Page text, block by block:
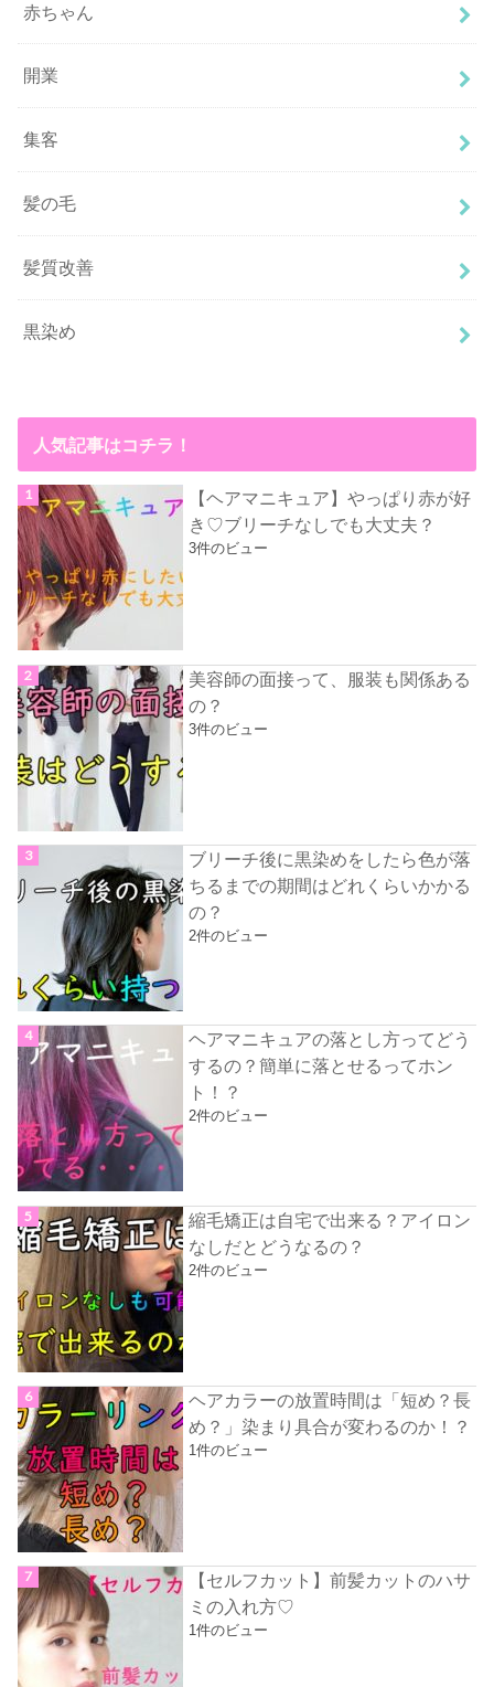
赤ちゃん
開業
集客
髪の毛
髪質改善
黒染め
人気記事はコチラ！
【ヘアマニキュア】やっぱり赤が好
き♡ブリーチなしでも大丈夫？
3件のビュー
美容師の面接って、服装も関係ある
の？
3件のビュー
ブリーチ後に黒染めをしたら色が落
ちるまでの期間はどれくらいかかる
の？
2件のビュー
ヘアマニキュアの落とし方ってどう
するの？簡単に落とせるってホン
ト！？
2件のビュー
縮毛矯正は自宅で出来る？アイロン
なしだとどうなるの？
2件のビュー
ヘアカラーの放置時間は「短め？長
め？」染まり具合が変わるのか！？
1件のビュー
【セルフカット】前髪カットのハサ
ミの入れ方♡
1件のビュー